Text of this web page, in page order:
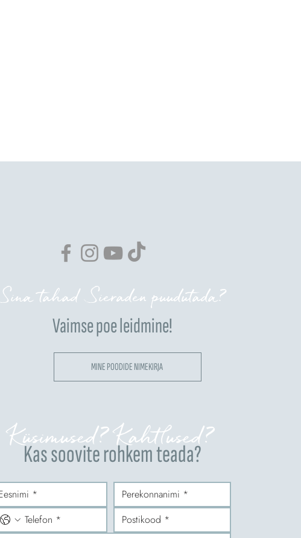
Sina tahad Sieraden puudutada?
Vaimse poe leidmine!
MINE POODIDE NIMEKIRJA
Kas soovite rohkem teada?
Küsimused? Kahtlused?